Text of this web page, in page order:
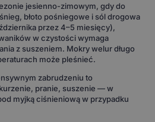
jesienno-zimowym, gdy do
błoto pośniegowe i sól drogowa
przez 4–5 miesięcy),
w czystości wymaga
z suszeniem. Mokry welur długo
może pleśnieć.
zabrudzeniu to
pranie, suszenie — w
myjką ciśnieniową w przypadku